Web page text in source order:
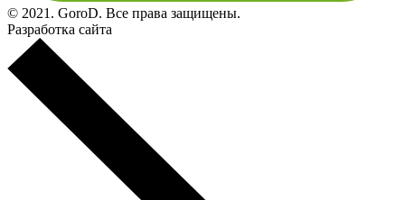
© 2021. GoroD. Все права защищены.
Разработка сайта